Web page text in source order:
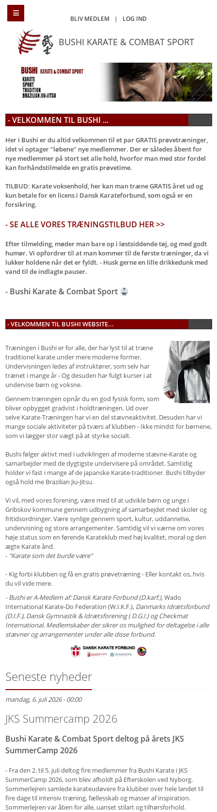
BLIV MEDLEM | LOG IND
BUSHI KARATE & COMBAT SPORT
- VELKOMMEN TIL BUSHI ...
Her i Bushi er du altid velkommen til et par GRATIS prøvetræninger,
idet vi optager "løbene" nye medlemmer. Der er således åbent for
nye medlemmer på stort set alle hold, hvorfor man med stor fordel
kan forhåndstilmelde en gratis prøvetime.
TILBUD: Karate voksenhold, her kan man træne GRATIS året ud og
kun betale for en licens i Dansk Karateforbund, som også er en
forsikring.
- SE ALLE VORES TRÆNINGSTILBUD HER >>
Efter tilmelding, møder man bare op i løstsiddende tøj, og med godt
humør. Vi opfordrer til at man kommer til de første træninger, da vi
lukker holdene når det er fyldt. - Husk gerne en lille drikkedunk med
vand til de indlagte pauser.
- Bushi Karate & Combat Sport
- VELKOMMEN TIL BUSHI WEBSITE...
Træningen i Bushi er for alle, der har lyst til at træne
traditionel karate under mere moderne former.
Undervisningen ledes af instruktører, som selv har
trænet i mange år - Og desuden har fulgt kurser i at
undervise børn og voksne.
Gennem træningen opnår du en god fysisk form, som
bliver opbygget gradvist i holdtræningen. Ud over
selve Karate-Træningen har vi en del stævneaktivitet. Desuden har vi
mange sociale aktiviteter på tværs af klubben - Ikke mindst for børnene,
som vi lægger stor vægt på at styrke socialt.
Bushi følger aktivt med i udviklingen af moderne stævne-Karate og
samarbejder med de dygtigste undervisere på området. Samtidig
holder vi fast i mange af de japanske Karate-traditioner. Bushi tilbyder
også hold me Brazilian Jiu-Jitsu.
Vi vil, med vores forening, være med til at udvikle børn og unge i
Gribskov kommune gennem udbygning af samarbejdet med skoler og
fritidsordninger. Være synlige gennem sport, kultur, uddannelse,
undervisning og store arrangementer. Samtidig vil vi værne om vores
høje status som en førende Karateklub med høj kvalitet, moral og den
ægte Karate ånd.
- "Karate som det burde være"
- Kig forbi klubben og få en gratis prøvetræning - Eller kontakt os, hvis
du vil vide mere.
- Bushi er A-Medlem af: Dansk Karate Forbund (D.karf.),Wado
International Karate-Do Federation (W.I.K.F.), Danmarks Idrætsforbund
(D.I.F.), Dansk Gymnastik & Idrætsforening ( D.G.I.) og Checkmat
International. Medlemskaber der sikrer os mulighed for deltagelse i alle
stævner og arrangementer under alle disse forbund.
Seneste nyheder
mandag, 6. juli 2026 - 00:00
JKS Summercamp 2026
Bushi Karate & Combat Sport deltog på årets JKS
SummerCamp 2026
- Fra den 2. til 5. juli deltog fire medlemmer fra Bushi Karate i JKS
SummerCamp 2026, som blev afholdt på Efterskolen ved Nyborg.
Sommerlejren samlede karateudøvere fra klubber over hele landet til
fire dage til intensiv træning, fællesskab og masser af inspiration.
Sommerlejren var åben for alle, uanset stilart og tilhørsforhold.